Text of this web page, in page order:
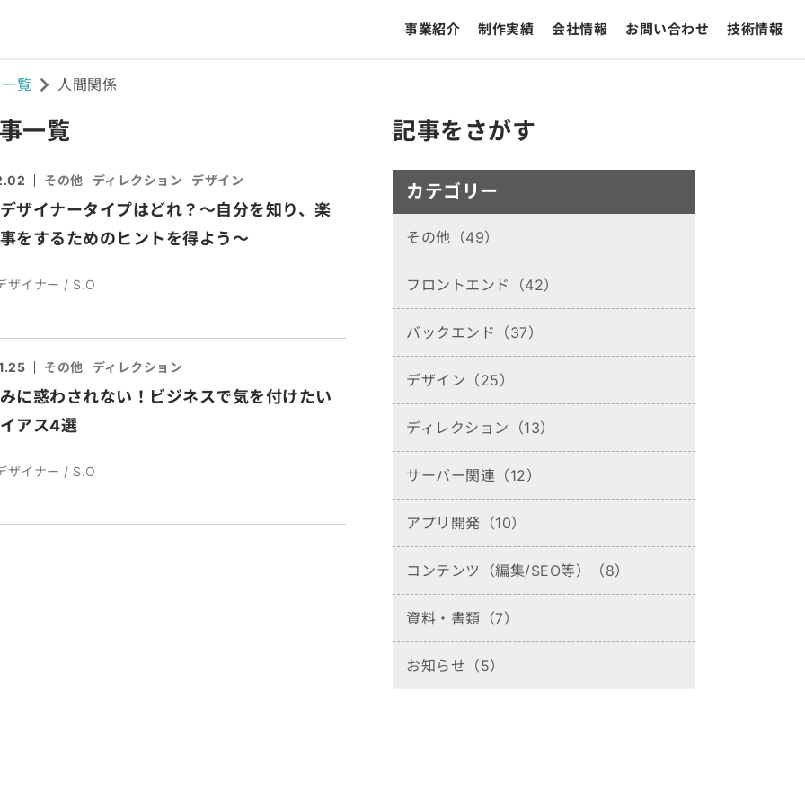
事業紹介 制作実績 会社情報 お問い合わせ 技術情報
覧 人間関係
一覧
ザイナータイプはどれ？～自分を知り、楽
をするためのヒントを得よう～
その他 ディレクション デザイン
ザイナー / S.O
に惑わされない！ビジネスで気を付けたい
アス4選
その他 ディレクション
ザイナー / S.O
記事をさがす
カテゴリー
その他（49）
フロントエンド（42）
バックエンド（37）
デザイン（25）
ディレクション（13）
サーバー関連（12）
アプリ開発（10）
コンテンツ（編集/SEO等）（8）
資料・書類（7）
お知らせ（5）